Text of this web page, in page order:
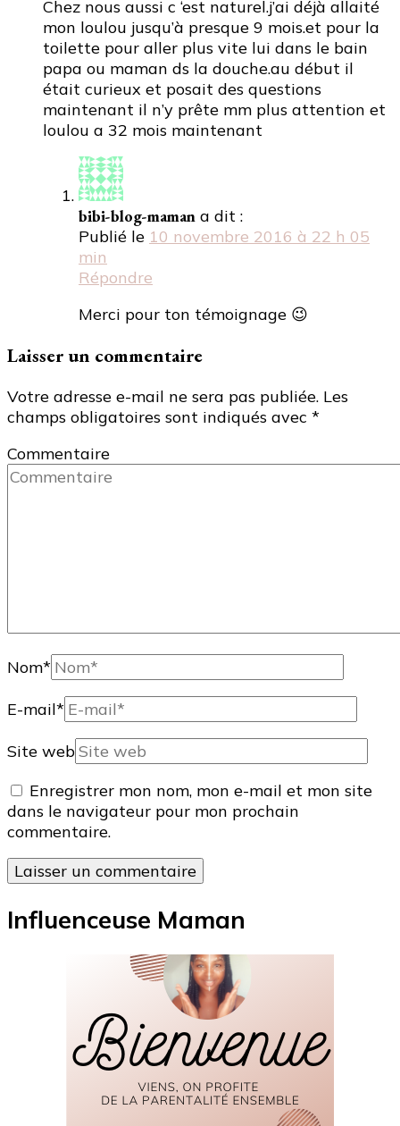
Chez nous aussi c ‘est naturel.j’ai déjà allaité
mon loulou jusqu’à presque 9 mois.et pour la
toilette pour aller plus vite lui dans le bain
papa ou maman ds la douche.au début il
était curieux et posait des questions
maintenant il n’y prête mm plus attention et
loulou a 32 mois maintenant
bibi-blog-maman a dit :
Publié le 10 novembre 2016 à 22 h 05
min
Répondre
Merci pour ton témoignage 😉
Laisser un commentaire
Votre adresse e-mail ne sera pas publiée. Les
champs obligatoires sont indiqués avec *
Commentaire
Nom*
E-mail*
Site web
Enregistrer mon nom, mon e-mail et mon site
dans le navigateur pour mon prochain
commentaire.
Influenceuse Maman